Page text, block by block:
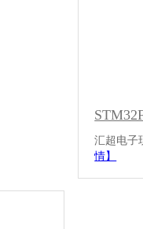
汇超电子
情】